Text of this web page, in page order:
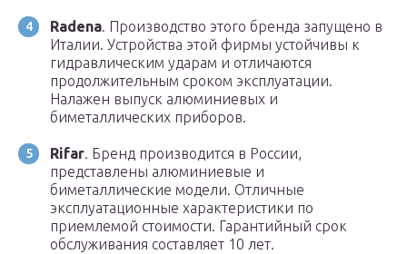
Radena. Производство этого бренда запущено в
Италии. Устройства этой фирмы устойчивы к
гидравлическим ударам и отличаются
продолжительным сроком эксплуатации.
Налажен выпуск алюминиевых и
биметаллических приборов.
Rifar. Бренд производится в России,
представлены алюминиевые и
биметаллические модели. Отличные
эксплуатационные характеристики по
приемлемой стоимости. Гарантийный срок
обслуживания составляет 10 лет.